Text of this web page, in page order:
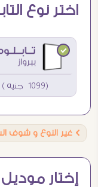
اختر نوع
(1099 جنيه )
Ö غير النوع و شوف
إختار موديل